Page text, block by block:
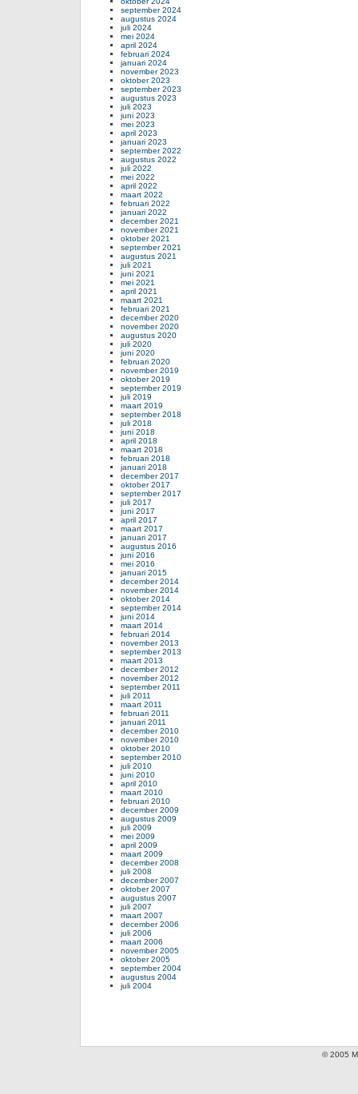
september 2024
augustus 2024
juli 2024
mei 2024
april 2024
februari 2024
januari 2024
november 2023
oktober 2023
september 2023
augustus 2023
juli 2023
juni 2023
mei 2023
april 2023
januari 2023
september 2022
augustus 2022
juli 2022
mei 2022
april 2022
maart 2022
februari 2022
januari 2022
december 2021
november 2021
oktober 2021
september 2021
augustus 2021
juli 2021
juni 2021
mei 2021
april 2021
maart 2021
februari 2021
december 2020
november 2020
augustus 2020
juli 2020
juni 2020
februari 2020
november 2019
oktober 2019
september 2019
juli 2019
maart 2019
september 2018
juli 2018
juni 2018
april 2018
maart 2018
februari 2018
januari 2018
december 2017
oktober 2017
september 2017
juli 2017
juni 2017
april 2017
maart 2017
januari 2017
augustus 2016
juni 2016
mei 2016
januari 2015
december 2014
november 2014
oktober 2014
september 2014
juni 2014
maart 2014
februari 2014
november 2013
september 2013
maart 2013
december 2012
november 2012
september 2011
juli 2011
maart 2011
februari 2011
januari 2011
december 2010
november 2010
oktober 2010
september 2010
juli 2010
juni 2010
april 2010
maart 2010
februari 2010
december 2009
augustus 2009
juli 2009
mei 2009
april 2009
maart 2009
december 2008
juli 2008
december 2007
oktober 2007
augustus 2007
juli 2007
maart 2007
december 2006
juli 2006
maart 2006
november 2005
oktober 2005
september 2004
augustus 2004
juli 2004
© 2005